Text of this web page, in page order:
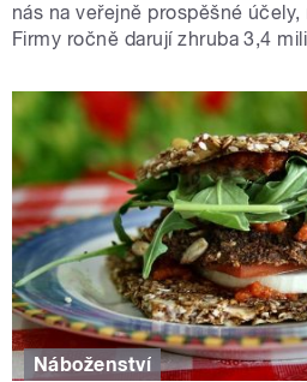
nás na veřejně prospěšné
Firmy ročně darují zhruba 3,4
Náboženství